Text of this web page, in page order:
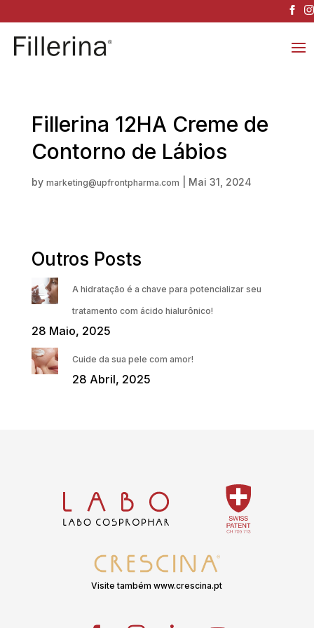
Fillerina 12HA Creme de
Contorno de Lábios
by marketing@upfrontpharma.com Mai 31, 2024
Outros Posts
A hidratação é a chave para potencializar seu
tratamento com ácido hialurônico!
28 Maio, 2025
Cuide da sua pele com amor!
28 Abril, 2025
Visite também www.crescina.pt